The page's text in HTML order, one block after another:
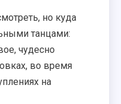
но куда
танцами:
чудесно
во время
на